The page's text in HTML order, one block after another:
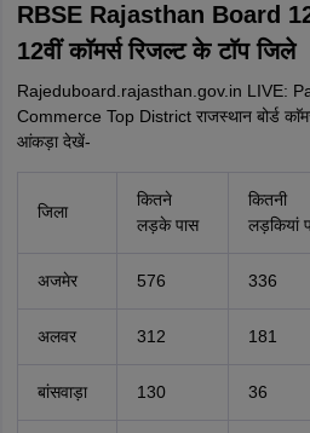
RBSE Rajasthan Board
12वीं काॅमर्स रिजल्ट के टाॅप जिले
Rajeduboard.rajasthan.gov.in LIVE:
Commerce Top District राजस्थान बोर्ड
आंकड़ा देखें-
जिला
कितने
लड़के पास
कितनी
लड़कियां
अजमेर 576 336
अलवर 312 181
बांसवाड़ा 130 36